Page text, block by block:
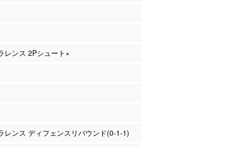
レンス 2Pシュート×
レンス ディフェンスリバウンド(0-1-1)